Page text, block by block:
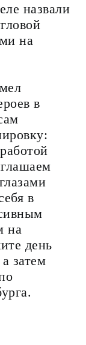
назвали
на
в
в
на
день
затем